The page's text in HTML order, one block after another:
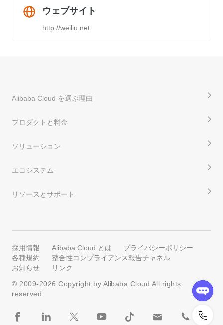
ウェブサイト
http://weiliu.net
Alibaba Cloud を選ぶ理由
プロダクトと料金
ソリューション
エコシステム
リソースとサポート
採用情報 Alibaba Cloud とは
プライバシーポリシー
各種規約
整合性コンプライアンス報告チャネル
お知らせ
リンク
© 2009-2026 Copyright by Alibaba Cloud All rights
reserved